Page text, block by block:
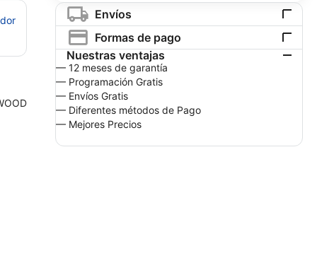
Envíos
Formas de pago
Nuestras ventajas
— 12 meses de garantía
— Programación Gratis
— Envíos Gratis
— Diferentes métodos de Pago
— Mejores Precios